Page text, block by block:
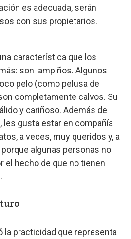
es adecuada, serán
con sus propietarios.
característica que los
son lampiños. Algunos
pelo (como pelusa de
completamente calvos. Su
y cariñoso. Además de
les gusta estar en compañía
a veces, muy queridos y, a
algunas personas no
el hecho de que no tienen
la practicidad que representa